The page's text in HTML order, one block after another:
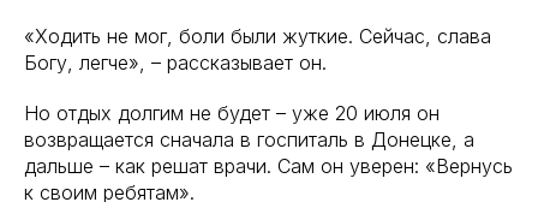
«Ходить не мог, боли были жуткие. Сейчас, слава
Богу, легче», – рассказывает он.
Но отдых долгим не будет – уже 20 июля он
возвращается сначала в госпиталь в Донецке, а
дальше – как решат врачи. Сам он уверен: «Вернусь
к своим ребятам».